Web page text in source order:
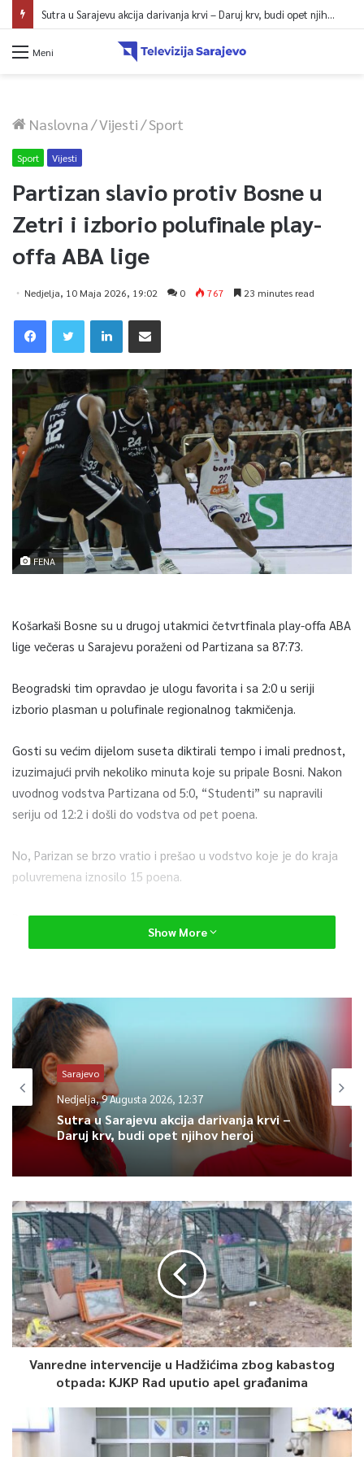
Sutra u Sarajevu akcija darivanja krvi – Daruj krv, budi opet njihov heroj
Meni
Naslovna/Vijesti/Sport
Sport Vijesti
Partizan slavio protiv Bosne u
Zetri i izborio polufinale play-
offa ABA lige
Nedjelja, 10 Maja 2026, 19:02 0 767 23 minutes read
FENA
Košarkaši Bosne su u drugoj utakmici četvrtfinala play-offa ABA
lige večeras u Sarajevu poraženi od Partizana sa 87:73.
Beogradski tim opravdao je ulogu favorita i sa 2:0 u seriji
izborio plasman u polufinale regionalnog takmičenja.
Gosti su većim dijelom suseta diktirali tempo i imali prednost,
izuzimajući prvih nekoliko minuta koje su pripale Bosni. Nakon
uvodnog vodstva Partizana od 5:0, “Studenti” su napravili
seriju od 12:2 i došli do vodstva od pet poena.
No, Parizan se brzo vratio i prešao u vodstvo koje je do kraja
poluvremena iznosilo 15 poena.
Bosna je u trećem periodu, zahvaljujući dobroj odbrani uspjela
da se donekle vrati, smanjivši na jednocifeni zaostatak,
su gostima dopustili da se vrate na ubjedljivu prednost.
Najefikasniji kod Bosne bili su West sa 18 i Caruthers sa 10
poena, a kod Parizana Bonga sa 18 te Jekiri i Brown sa 13
poena, dok je Bruno Fernando imao double-double učinak od
10 poena i isto toliko skokova.
0
Article Rating
Show More
Sarajevo
Nedjelja, 9 Augusta 2026, 12:37
Sutra u Sarajevu akcija darivanja krvi –
Daruj krv, budi opet njihov heroj
Vanredne intervencije u Hadžićima zbog kabastog
otpada: KJKP Rad uputio apel građanima